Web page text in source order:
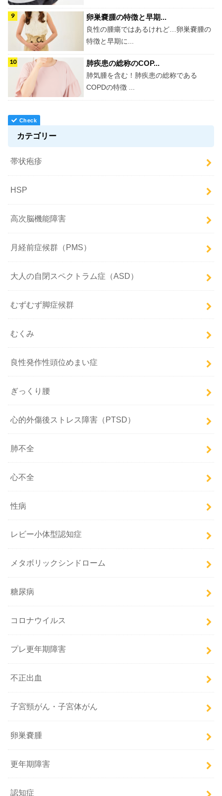
卵巣嚢腫の特徴と早期...
良性の腫瘍ではあるけれど…卵巣嚢腫の
特徴と早期に...
肺疾患の総称のCOP...
肺気腫を含む！肺疾患の総称である
COPDの特徴 ...
カテゴリー
帯状疱疹
HSP
高次脳機能障害
月経前症候群（PMS）
大人の自閉スペクトラム症（ASD）
むずむず脚症候群
むくみ
良性発作性頭位めまい症
ぎっくり腰
心的外傷後ストレス障害（PTSD）
肺不全
心不全
性病
レビー小体型認知症
メタボリックシンドローム
糖尿病
コロナウイルス
プレ更年期障害
不正出血
子宮頸がん・子宮体がん
卵巣嚢腫
更年期障害
認知症